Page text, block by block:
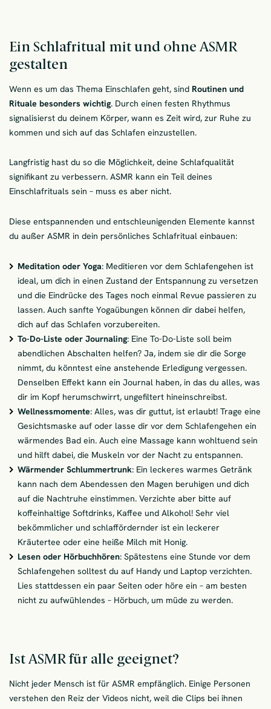
Ein Schlafritual mit und ohne ASMR
gestalten
Wenn es um das Thema Einschlafen geht, sind Routinen und
Rituale besonders wichtig. Durch einen festen Rhythmus
signalisierst du deinem Körper, wann es Zeit wird, zur Ruhe zu
kommen und sich auf das Schlafen einzustellen.
Langfristig hast du so die Möglichkeit, deine Schlafqualität
signifikant zu verbessern. ASMR kann ein Teil deines
Einschlafrituals sein – muss es aber nicht.
Diese entspannenden und entschleunigenden Elemente kannst
du außer ASMR in dein persönliches Schlafritual einbauen:
Meditation oder Yoga: Meditieren vor dem Schlafengehen ist
ideal, um dich in einen Zustand der Entspannung zu versetzen
und die Eindrücke des Tages noch einmal Revue passieren zu
lassen. Auch sanfte Yogaübungen können dir dabei helfen,
dich auf das Schlafen vorzubereiten.
To-Do-Liste oder Journaling: Eine To-Do-Liste soll beim
abendlichen Abschalten helfen? Ja, indem sie dir die Sorge
nimmt, du könntest eine anstehende Erledigung vergessen.
Denselben Effekt kann ein Journal haben, in das du alles, was
dir im Kopf herumschwirrt, ungefiltert hineinschreibst.
Wellnessmomente: Alles, was dir guttut, ist erlaubt! Trage eine
Gesichtsmaske auf oder lasse dir vor dem Schlafengehen ein
wärmendes Bad ein. Auch eine Massage kann wohltuend sein
und hilft dabei, die Muskeln vor der Nacht zu entspannen.
Wärmender Schlummertrunk: Ein leckeres warmes Getränk
kann nach dem Abendessen den Magen beruhigen und dich
auf die Nachtruhe einstimmen. Verzichte aber bitte auf
koffeinhaltige Softdrinks, Kaffee und Alkohol! Sehr viel
bekömmlicher und schlaffördernder ist ein leckerer
Kräutertee oder eine heiße Milch mit Honig.
Lesen oder Hörbuchhören: Spätestens eine Stunde vor dem
Schlafengehen solltest du auf Handy und Laptop verzichten.
Lies stattdessen ein paar Seiten oder höre ein – am besten
nicht zu aufwühlendes – Hörbuch, um müde zu werden.
Ist ASMR für alle geeignet?
Nicht jeder Mensch ist für ASMR empfänglich. Einige Personen
verstehen den Reiz der Videos nicht, weil die Clips bei ihnen